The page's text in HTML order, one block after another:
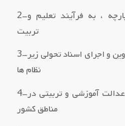
2–نهادینه کردن نگاه یکپارچه ، به فرآیند تعلیم و
تربیت
3–ابتیاء فرآیند طراحی ، تدوین و اجراي اسناد تحولی زیر
نظام ها
4–توسعه و نهادینه سازي عدالت آموزشی و تربیتی در
مناطق کشور